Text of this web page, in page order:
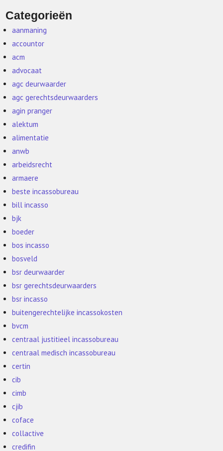
Categorieën
aanmaning
accountor
acm
advocaat
agc deurwaarder
agc gerechtsdeurwaarders
agin pranger
alektum
alimentatie
anwb
arbeidsrecht
armaere
beste incassobureau
bill incasso
bjk
boeder
bos incasso
bosveld
bsr deurwaarder
bsr gerechtsdeurwaarders
bsr incasso
buitengerechtelijke incassokosten
bvcm
centraal justitieel incassobureau
centraal medisch incassobureau
certin
cib
cimb
cjib
coface
collactive
credifin